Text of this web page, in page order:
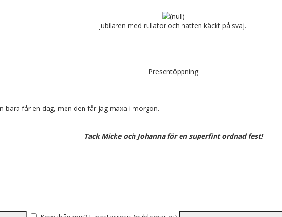
Jubilaren med rullator och hatten käckt på svaj.
Presentöppning
bara får en dag, men den får jag maxa i morgon.
Tack Micke och Johanna för en superfint ordnad fest!